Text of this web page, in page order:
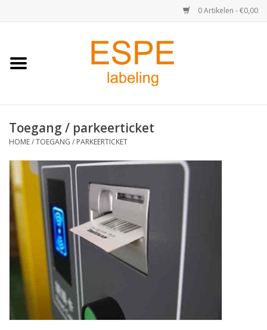
0 Artikelen - €0,00
Home
Retail
Horeca & Food
Industrie
Kassa & Pinrollen
Verzend-etiketten
Merken
Toegang / parkeerticket
HOME/TOEGANG / PARKEERTICKET